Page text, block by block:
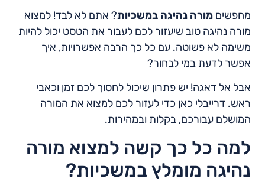
מחפשים מורה נהיגה במשכיות? אתם לא לבד! למצוא
מורה נהיגה טוב שיעזור לכם לעבור את הטסט יכול להיות
משימה לא פשוטה. עם כל כך הרבה אפשרויות, איך
אפשר לדעת במי לבחור?
אבל אל דאגה! יש פתרון שיכול לחסוך לכם זמן וכאבי
ראש. דרייבלי כאן כדי לעזור לכם למצוא את המורה
המושלם עבורכם, בקלות ובמהירות.
למה כל כך קשה למצוא מורה
נהיגה מומלץ במשכיות?